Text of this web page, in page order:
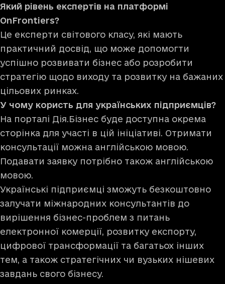
Який рівень експертів на платформі
OnFrontiers?
Це експерти світового класу, які мають
практичний досвід, що може допомогти
успішно розвивати бізнес або розробити
стратегію щодо виходу та розвитку на бажаних
цільових ринках.
У чому користь для українських підприємців?
На порталі Дія.Бізнес буде доступна окрема
сторінка для участі в цій ініціативі. Отримати
консультації можна англійською мовою.
Подавати заявку потрібно також англійською
мовою.
Українські підприємці зможуть безкоштовно
залучати міжнародних консультантів до
вирішення бізнес-проблем з питань
електронної комерції, розвитку експорту,
цифрової трансформації та багатьох інших
тем, а також стратегічних чи вузьких нішевих
завдань свого бізнесу.